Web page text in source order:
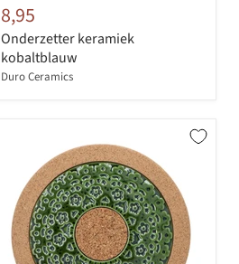
8,95
Onderzetter keramiek
kobaltblauw
Duro Ceramics